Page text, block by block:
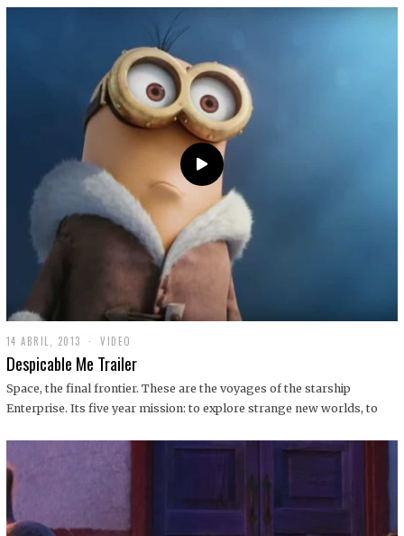
14 ABRIL, 2013
9
D
C
I
1
VIDEO
Despicable Me Trailer
Space, the final frontier. These are the voyages of the starship
Enterprise. Its five year mission: to explore strange new worlds, to